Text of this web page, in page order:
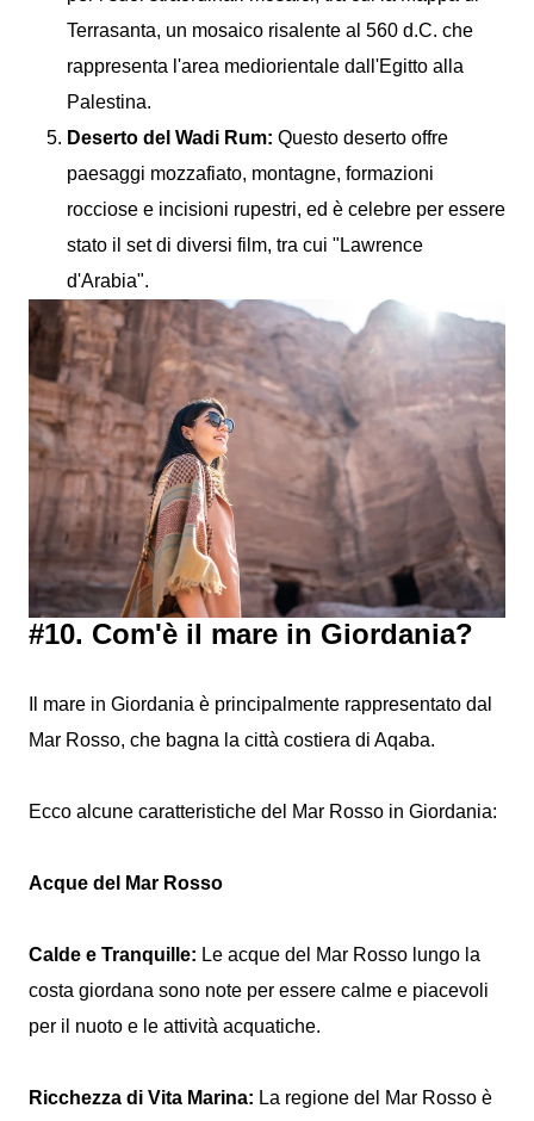
Terrasanta, un mosaico risalente al 560 d.C. che
rappresenta l'area mediorientale dall'Egitto alla
Palestina.
Deserto del Wadi Rum: Questo deserto offre
paesaggi mozzafiato, montagne, formazioni
rocciose e incisioni rupestri, ed è celebre per essere
stato il set di diversi film, tra cui "Lawrence
d'Arabia".
#10. Com'è il mare in Giordania?
Il mare in Giordania è principalmente rappresentato dal
Mar Rosso, che bagna la città costiera di Aqaba.
Ecco alcune caratteristiche del Mar Rosso in Giordania:
Acque del Mar Rosso
Calde e Tranquille: Le acque del Mar Rosso lungo la
costa giordana sono note per essere calme e piacevoli
per il nuoto e le attività acquatiche.
Ricchezza di Vita Marina: La regione del Mar Rosso è